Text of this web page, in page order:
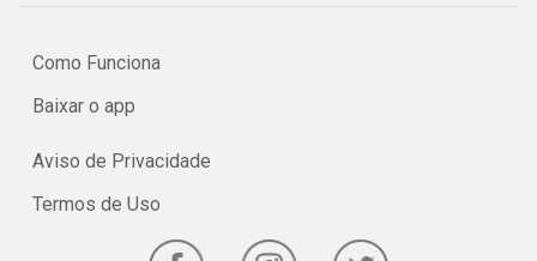
Como Funciona
Baixar o app
Aviso de Privacidade
Termos de Uso